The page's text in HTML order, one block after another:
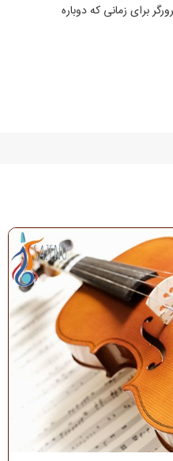
برای زمانی که دوباره